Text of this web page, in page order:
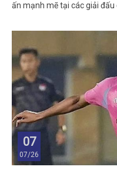
ấn mạnh mẽ tại các giải đấu
07
07/26